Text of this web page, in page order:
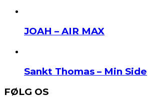
JOAH – AIR MAX
Sankt Thomas – Min Side
FØLG OS